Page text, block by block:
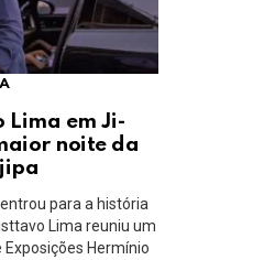
Lima em Ji-
noite da
para a história
Lima reuniu um
Hermínio